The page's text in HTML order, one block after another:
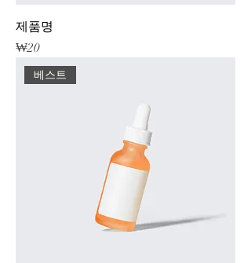
제품명
가격
₩20
베스트